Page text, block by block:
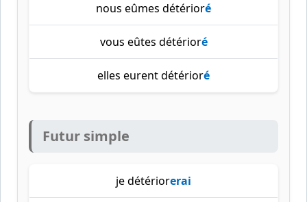
nous eûmes détérioré
vous eûtes détérioré
elles eurent détérioré
Futur simple
je détériorerai